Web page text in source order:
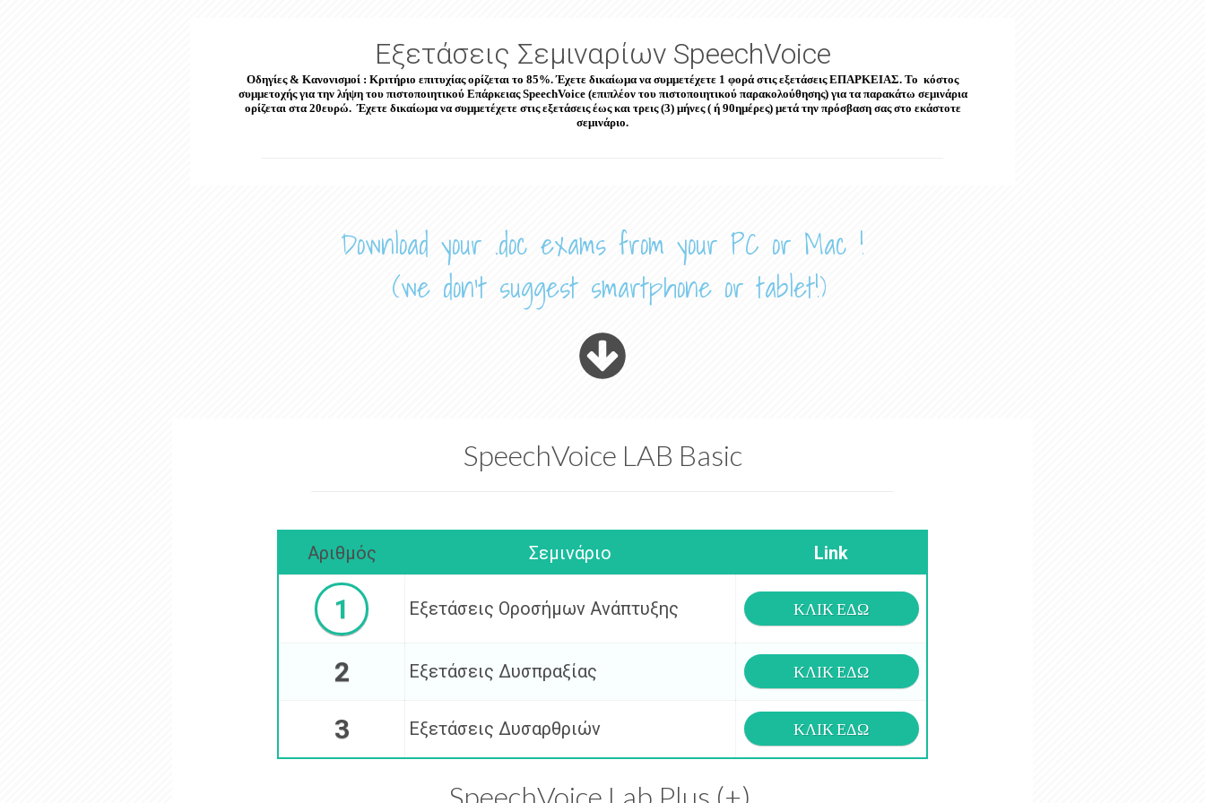
Εξετάσεις Σεμιναρίων SpeechVoice
Οδηγίες & Κανονισμοί : Κριτήριο επιτυχίας ορίζεται το 85%. Έχετε δικαίωμα να συμμετέχετε 1 φορά στις εξετάσεις ΕΠΑΡΚΕΙΑΣ. Το κόστος
συμμετοχής για την λήψη του πιστοποιητικού Επάρκειας SpeechVoice (επιπλέον του πιστοποιητικού παρακολούθησης) για τα παρακάτω σεμινάρια
ορίζεται στα 20ευρώ. Έχετε δικαίωμα να συμμετέχετε στις εξετάσεις έως και τρεις (3) μήνες ( ή 90ημέρες) μετά την πρόσβαση σας στο εκάστοτε
σεμινάριο.
Download your .doc exams from your PC or Mac !
(we don't suggest smartphone or tablet!)
SpeechVoice LAB Basic
Αριθμός Σεμινάριο Link
1 Εξετάσεις Οροσήμων Ανάπτυξης ΚΛΙΚ ΕΔΩ
2 Εξετάσεις Δυσπραξίας ΚΛΙΚ ΕΔΩ
3 Εξετάσεις Δυσαρθριών ΚΛΙΚ ΕΔΩ